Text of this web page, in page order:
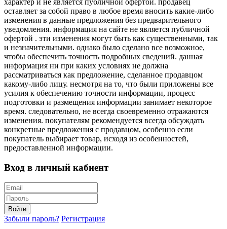
характер и не является публичной офертой. продавец
оставляет за собой право в любое время вносить какие-либо
изменения в данные предложения без предварительного
уведомления. информация на сайте не является публичной
офертой . эти изменения могут быть как существенными, так
и незначительными. однако было сделано все возможное,
чтобы обеспечить точность подробных сведений. данная
информация ни при каких условиях не должна
рассматриваться как предложение, сделанное продавцом
какому-либо лицу. несмотря на то, что были приложены все
усилия к обеспечению точности информации, процесс
подготовки и размещения информации занимает некоторое
время. следовательно, не всегда своевременно отражаются
изменения. покупателям рекомендуется всегда обсуждать
конкретные предложения с продавцом, особенно если
покупатель выбирает товар, исходя из особенностей,
предоставленной информации.
Вход в личный кабиент
Войти
Забыли пароль? Регистрация